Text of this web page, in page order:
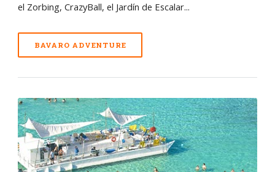
el Zorbing, CrazyBall, el Jardín de Escalar...
BAVARO ADVENTURE